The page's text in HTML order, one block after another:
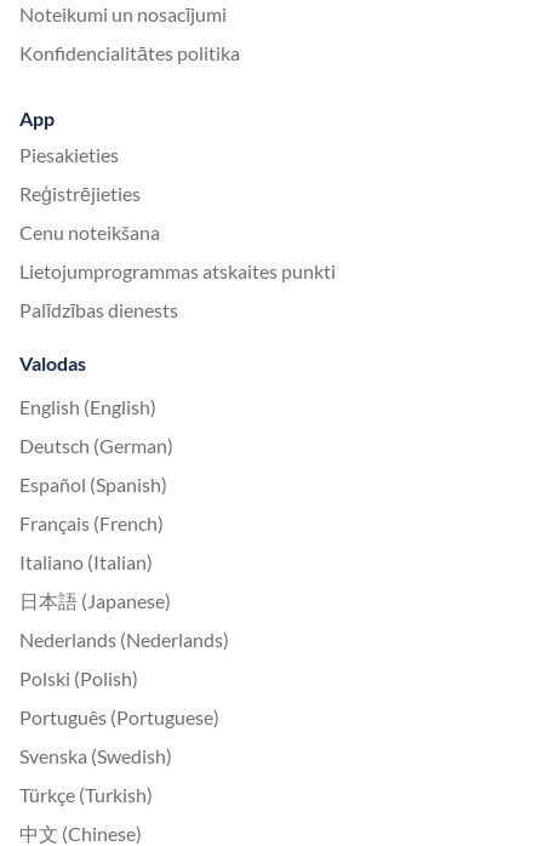
Noteikumi un nosacījumi
Konfidencialitātes politika
App
Piesakieties
Reģistrējieties
Cenu noteikšana
Lietojumprogrammas atskaites punkti
Palīdzības dienests
Valodas
English (English)
Deutsch (German)
Español (Spanish)
Français (French)
Italiano (Italian)
日本語 (Japanese)
Nederlands (Nederlands)
Polski (Polish)
Português (Portuguese)
Svenska (Swedish)
Türkçe (Turkish)
中文 (Chinese)